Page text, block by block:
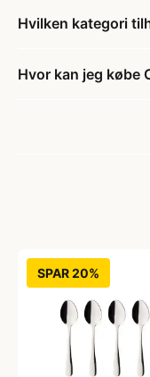
Hvilken kategori
Hvor kan jeg
SPAR 20%